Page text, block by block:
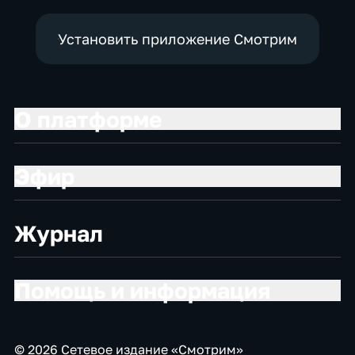
Установить приложение Смотрим
Журнал
© 2026 Сетевое издание «Смотрим»